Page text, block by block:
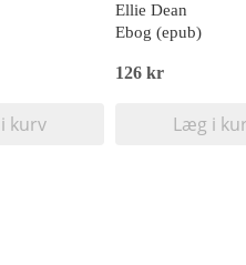
kurv
Ellie Dean
Ebog (epub)
126 kr
Læg i